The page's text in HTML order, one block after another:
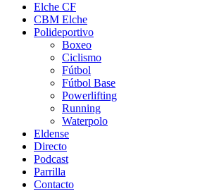
Elche CF
CBM Elche
Polideportivo
Boxeo
Ciclismo
Fútbol
Fútbol Base
Powerlifting
Running
Waterpolo
Eldense
Directo
Podcast
Parrilla
Contacto